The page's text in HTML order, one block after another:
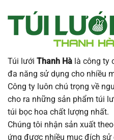
Túi lưới Thanh Hà là công ty
đa năng sử dụng cho nhiều
Công ty luôn chú trọng về
cho ra những sản phẩm túi
túi bọc hoa chất lượng nhất.
Chúng tôi nhận sản xuất
ứng được nhiều mục đích